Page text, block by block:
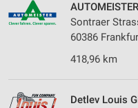
Sontraer
60386
418,96 km
Detlev Louis